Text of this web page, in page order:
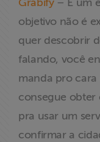
Grabify– É um
objetivo não é
quer descobrir
falando, você
manda pro cara
consegue obter
pra usar um
confirmar a